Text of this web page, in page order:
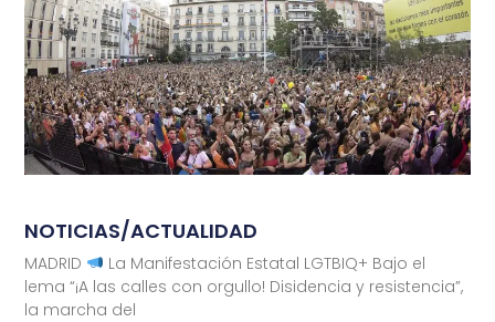
NOTICIAS/ACTUALIDAD
MADRID
La Manifestación Estatal LGTBIQ+ Bajo el
lema “¡A las calles con orgullo! Disidencia y resistencia”,
la marcha del